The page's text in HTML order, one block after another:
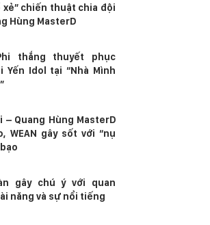
xẻ” chiến thuật chia đội
Hùng MasterD
thắng thuyết phục
Yến Idol tại “Nhà Mình
– Quang Hùng MasterD
WEAN gây sốt với “nụ
gây chú ý với quan
năng và sự nổi tiếng